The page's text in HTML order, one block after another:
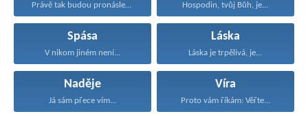
Právě tak budou pronásledováni... Hospodin, tvůj Bůh, je...
Spása
V nikom jiném není...
Láska
Láska je trpělivá, je...
Naděje
Já sám přece vím...
Víra
Proto vám říkám: Věřte...